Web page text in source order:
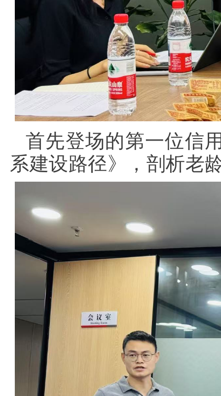
首先登场的第一位信
系建设路径》，剖析老